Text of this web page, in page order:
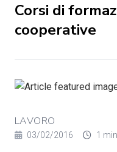
Corsi di
cooperative
LAVORO
03/02/2016 1 min